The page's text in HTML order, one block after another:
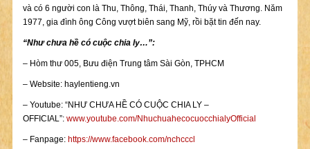
và có 6 người con là Thu, Thông, Thái, Thanh, Thúy và Thương. Năm
1977, gia đình ông Công vượt biên sang Mỹ, rồi bặt tin đến nay.
“Như chưa hề có cuộc chia ly…”:
– Hòm thư 005, Bưu điện Trung tâm Sài Gòn, TPHCM
– Website: haylentieng.vn
– Youtube: “NHƯ CHƯA HỀ CÓ CUỘC CHIA LY –
OFFICIAL”: www.youtube.com/NhuchuahecocuocchialyOfficial
– Fanpage: https://www.facebook.com/nchcccl